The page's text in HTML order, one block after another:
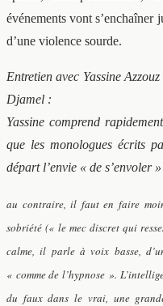
événements vont s’enchaîner
d’une violence sourde.
Entretien avec Yassine
Djamel :
Yassine comprend
que les monologues écrits
départ l’envie « de s’envoler
au contraire,il faut en faire
sobriété (« le mec discret qui
calme, il parle à voix basse,
« comme de l’hypnose ».
du faux dans le vrai, une